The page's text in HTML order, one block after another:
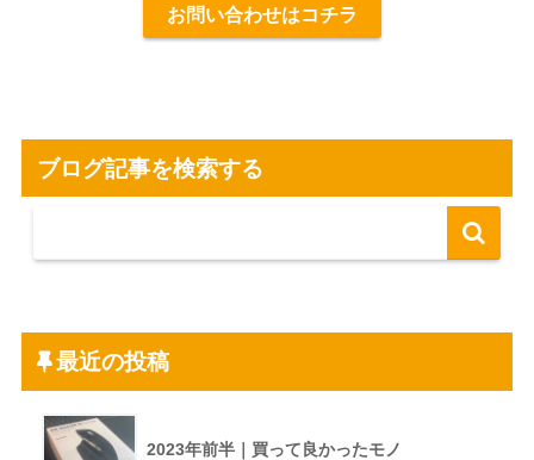
お問い合わせはコチラ
ブログ記事を検索する
最近の投稿
2023年前半｜買って良かったモノ